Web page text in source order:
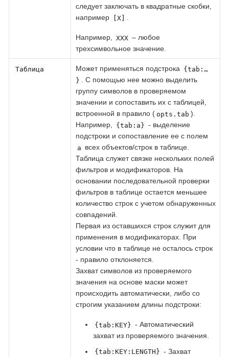
следует заключать в квадратные скобки,
например
[X] .
Например, XXX – любое
трехсимвольное значение.
Таблица Может применяться подстрока {tab:…​
} . С помощью нее можно выделить
группу символов в проверяемом
значении и сопоставить их с таблицей,
встроенной в правило ( opts.tab ).
Например, {tab:a} - выделение
подстроки и сопоставление ее с полем
a всех объектов/строк в таблице.
Таблица служет связке нескольких полей
фильтров и модификаторов. На
основании последовательной проверки
фильтров в таблице остается меньшее
количество строк с учетом обнаруженных
совпадений.
Первая из оставшихся строк служит для
применения в модификаторах. При
условии что в таблице не осталось строк
- правило отклоняется.
Захват символов из проверяемого
значения на основе маски может
происходить автоматически, либо со
строгим указанием длины подстроки:
{tab:KEY} - Автоматический
захват из проверяемого значения.
{tab:KEY:LENGTH} - Захват